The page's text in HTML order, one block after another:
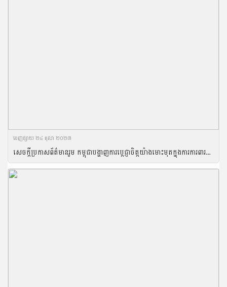
ចេញ​ផ្សាយ​ ២៤ តុលា ២០២៣
សេចក្ដីប្រកាសព័ត៌មានរួម កម្ពុជាបង្ហាញការប្តេជ្ញាចិត្តយ៉ាងមោះមុតក្នុងការការពារសត្វផ្សោតទន្លេមេគង្គ លើឆាកអន្តរជាតិតាមរយៈសិល្បៈ និងវិទ្យាសាស្រ្ដ